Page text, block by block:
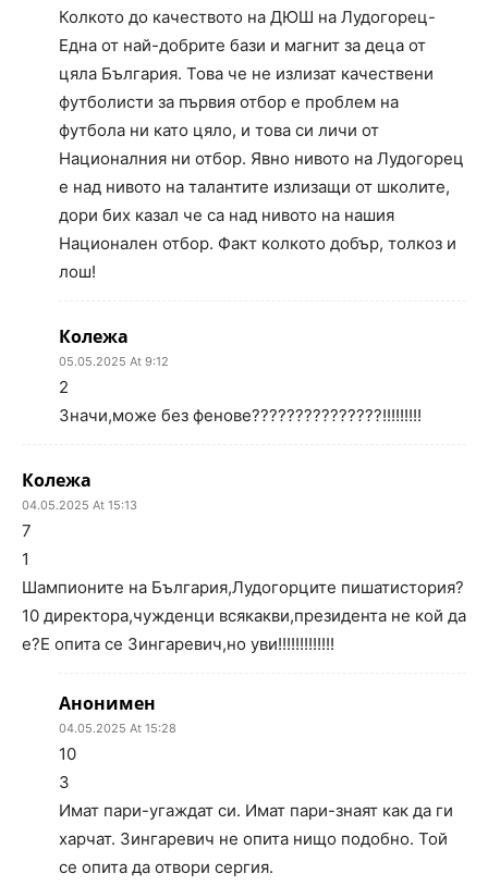
Колкото до качеството на ДЮШ на Лудогорец-
Една от най-добрите бази и магнит за деца от
цяла България. Това че не излизат качествени
футболисти за първия отбор е проблем на
футбола ни като цяло, и това си личи от
Националния ни отбор. Явно нивото на Лудогорец
е над нивото на талантите излизащи от школите,
дори бих казал че са над нивото на нашия
Национален отбор. Факт колкото добър, толкоз и
лош!
Колежа
05.05.2025 At 9:12
2
Значи,може без фенове???????????????!!!!!!!!!
Колежа
04.05.2025 At 15:13
7
1
Шампионите на България,Лудогорците пишатистория?
10 директора,чужденци всякакви,президента не кой да
е?Е опита се Зингаревич,но уви!!!!!!!!!!!!!
Анонимен
04.05.2025 At 15:28
10
3
Имат пари-угаждат си. Имат пари-знаят как да ги
харчат. Зингаревич не опита нищо подобно. Той
се опита да отвори сергия.